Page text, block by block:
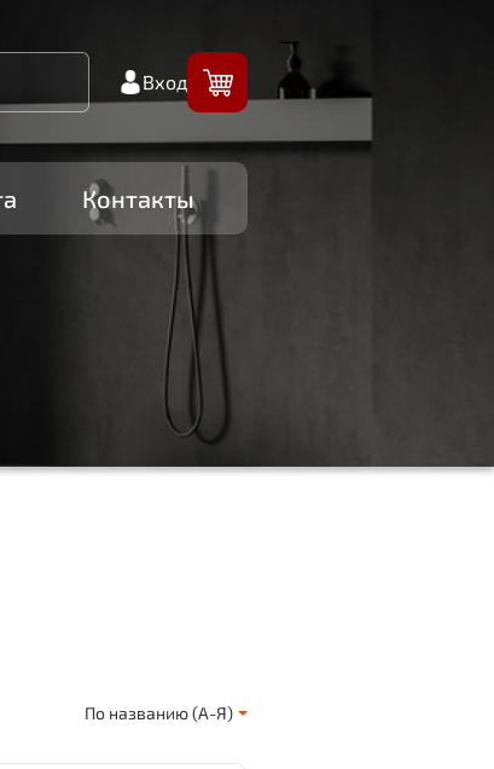
Вход
Контакты
По названию (А-Я)